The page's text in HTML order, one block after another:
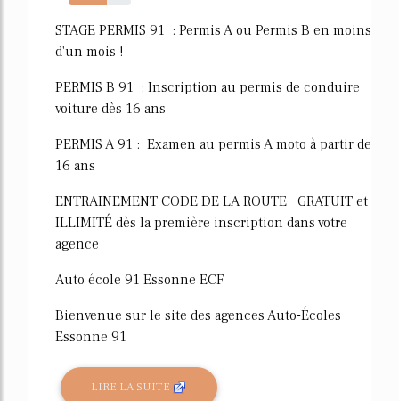
62%
STAGE PERMIS 91 : Permis A ou Permis B en moins
d'un mois !
PERMIS B 91 : Inscription au permis de conduire
voiture dès 16 ans
PERMIS A 91 : Examen au permis A moto à partir de
16 ans
ENTRAINEMENT CODE DE LA ROUTE GRATUIT et
ILLIMITÉ dès la première inscription dans votre
agence
Auto école 91 Essonne ECF
Bienvenue sur le site des agences Auto-Écoles
Essonne 91
LIRE LA SUITE